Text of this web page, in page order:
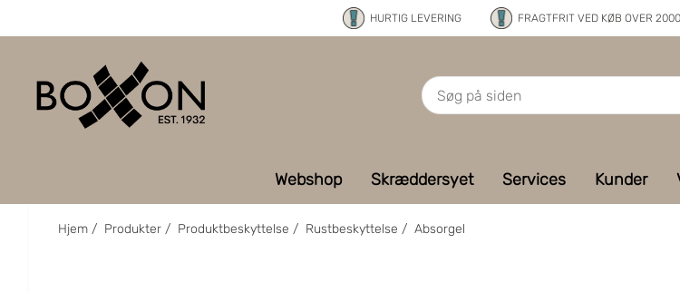
HURTIG LEVERING FRAGTFRIT VED KØB OVER
Webshop Skræddersyet Services Kunder
Hjem / Produkter / Produktbeskyttelse / Rustbeskyttelse / Absorgel